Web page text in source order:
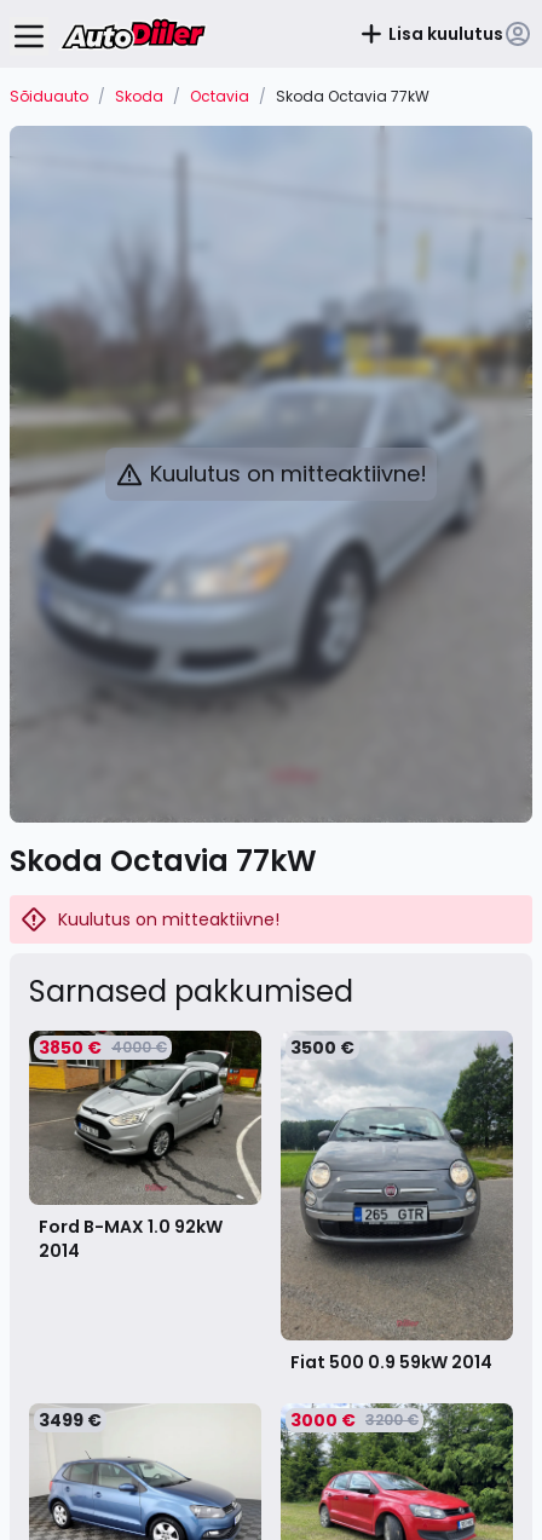
Lisa kuulutus
Sõiduauto / Skoda / Octavia / Skoda Octavia 77kW
Kuulutus on mitteaktiivne!
Skoda Octavia 77kW
Kuulutus on mitteaktiivne!
Sarnased pakkumised
3850 € 4000 €
Ford B-MAX 1.0 92kW
2014
3500 €
Fiat 500 0.9 59kW 2014
3499 € 3000 € 3200 €